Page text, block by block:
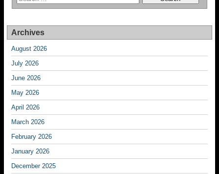
Archives
August 2026
July 2026
June 2026
May 2026
April 2026
March 2026
February 2026
January 2026
December 2025